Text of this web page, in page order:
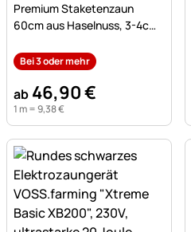
Premium Staketenzaun
60cm aus Haselnuss, 3-4cm,
Bei 3 oder mehr
ab 46,90€
1 m =9,38€